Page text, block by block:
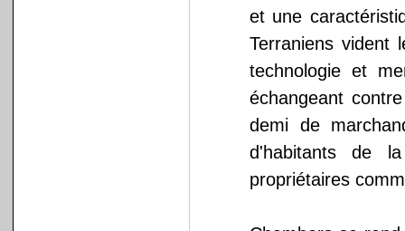
et une
Terraniens vident
technologie et
échangeant
demi de
d'habitants de
propriétaires